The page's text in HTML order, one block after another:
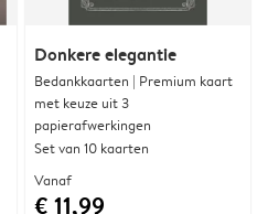
Donkere elegantie
Bedankkaarten | Premium kaart
met keuze uit 3
papierafwerkingen
Set van 10 kaarten
Vanaf
€ 11,99